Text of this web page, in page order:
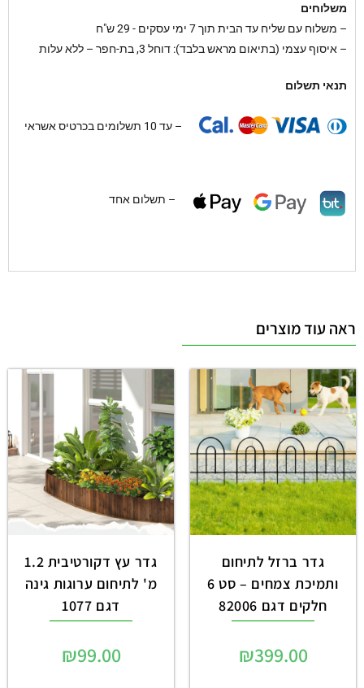
משלוחים
– משלוח עם שליח עד הבית תוך 7 ימי עסקים - 29 ש"ח
– איסוף עצמי (בתיאום מראש בלבד): דוחל 3, בת-חפר – ללא עלות
תנאי תשלום
– עד 10 תשלומים בכרטיס אשראי
– תשלום אחד
ראה עוד מוצרים
גדר ברזל לתיחום
ותמיכת צמחים – סט 6
חלקים דגם 82006
₪399.00
גדר עץ דקורטיבית 1.2
מ' לתיחום ערוגות גינה
דגם 1077
₪99.00